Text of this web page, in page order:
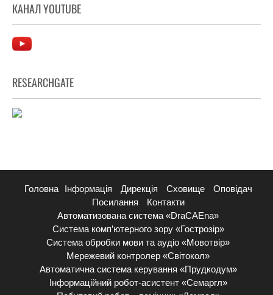
КАНАЛ YOUTUBE
RESEARCHGATE
Головна Інформація Дирекція Сховище
Оповідач
Посилання
Контакти
Автоматизована система «DraCAEna»
Система комп’ютерного зору «Гострозір»
Система обробки мови та аудіо «Мовотвір»
Мережевий контролер «Світокол»
Автоматична система керування «Прудкодум»
Інформаційний робот-асистент «Семаргл»